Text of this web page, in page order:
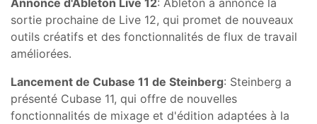
sortie prochaine de Live 12, qui promet de nouveaux
outils créatifs et des fonctionnalités de flux de travail
améliorées.
Lancement de Cubase 11 de Steinberg: Steinberg a
présenté Cubase 11, qui offre de nouvelles
fonctionnalités de mixage et d'édition adaptées à la